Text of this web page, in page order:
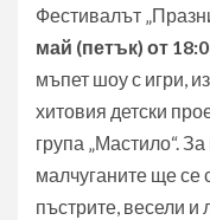
Фестивалът
май (петък) от
мъпет шоу с игри,
хитовия детски
група „Мастило“.
малчуганите ще
пъстрите, весели и